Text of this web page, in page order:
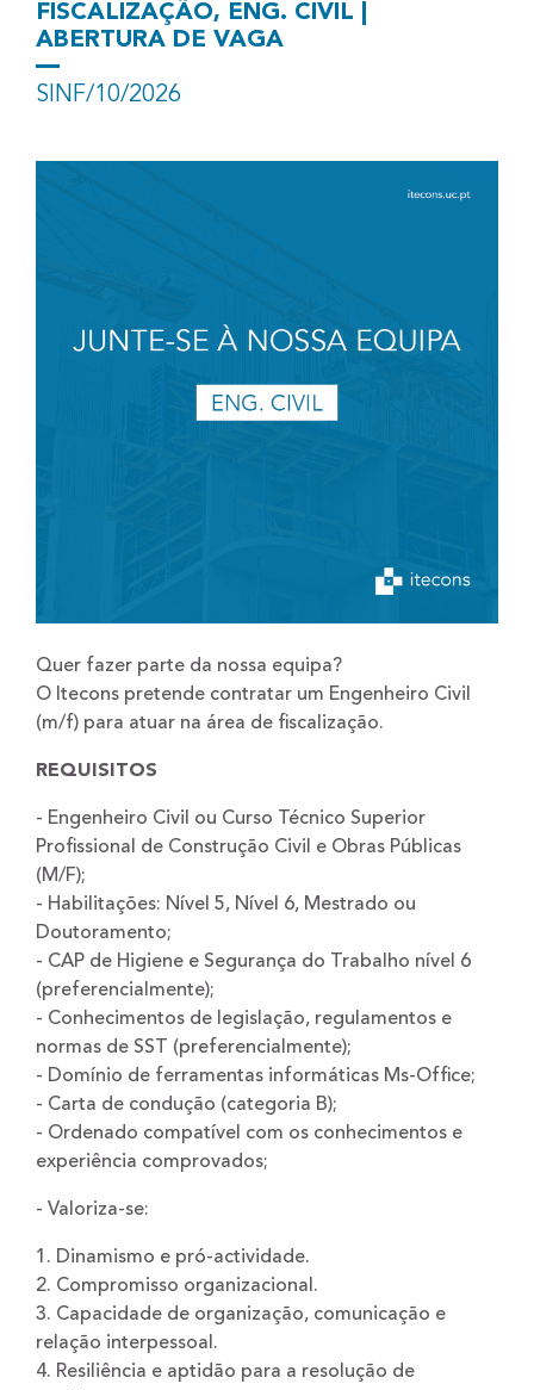
FISCALIZAÇÃO, ENG. CIVIL |
ABERTURA DE VAGA
SINF/10/2026
Quer fazer parte da nossa equipa?
O Itecons pretende contratar um Engenheiro Civil
(m/f) para atuar na área de fiscalização.
REQUISITOS
- Engenheiro Civil ou Curso Técnico Superior
Profissional de Construção Civil e Obras Públicas
(M/F);
- Habilitações: Nível 5, Nível 6, Mestrado ou
Doutoramento;
- CAP de Higiene e Segurança do Trabalho nível 6
(preferencialmente);
- Conhecimentos de legislação, regulamentos e
normas de SST (preferencialmente);
- Domínio de ferramentas informáticas Ms-Office;
- Carta de condução (categoria B);
- Ordenado compatível com os conhecimentos e
experiência comprovados;
- Valoriza-se:
1. Dinamismo e pró-actividade.
2. Compromisso organizacional.
3. Capacidade de organização, comunicação e
relação interpessoal.
4. Resiliência e aptidão para a resolução de